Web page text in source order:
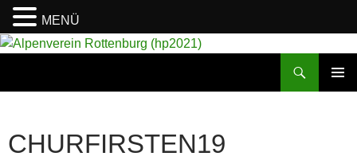
CHURFIRSTEN19
MENÜ